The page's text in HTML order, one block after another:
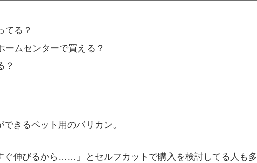
てる？
ームセンターで買える？
？
きるペット用のバリカン。
伸びるから……」とセルフカットで購入を検討してる人も多